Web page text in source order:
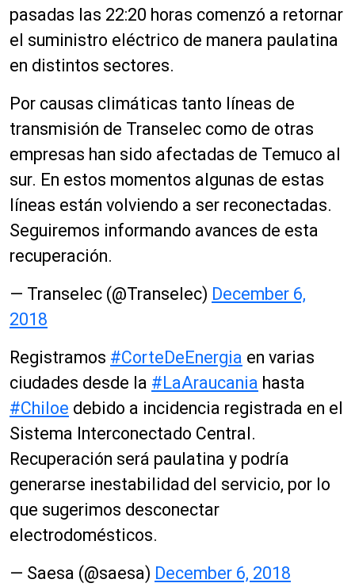
pasadas las 22:20 horas comenzó a retornar
el suministro eléctrico de manera paulatina
en distintos sectores.
Por causas climáticas tanto líneas de
transmisión de Transelec como de otras
empresas han sido afectadas de Temuco al
sur. En estos momentos algunas de estas
líneas están volviendo a ser reconectadas.
Seguiremos informando avances de esta
recuperación.
— Transelec (@Transelec) December 6,
2018
Registramos #CorteDeEnergia en varias
ciudades desde la #LaAraucania hasta
#Chiloe debido a incidencia registrada en el
Sistema Interconectado Central.
Recuperación será paulatina y podría
generarse inestabilidad del servicio, por lo
que sugerimos desconectar
electrodomésticos.
— Saesa (@saesa) December 6, 2018